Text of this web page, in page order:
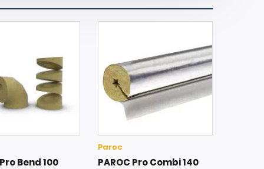
Bend 100
Paroc
PAROC Pro Combi 140